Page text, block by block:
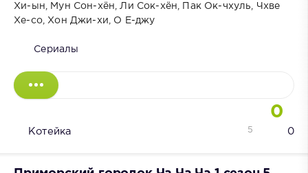
Хи-ын, Мун Сон-хён, Ли Сок-хён, Пак Ок-чхуль, Чхве
Хе-со, Хон Джи-хи, О Е-джу
Сериалы
0
Котейка 0
5